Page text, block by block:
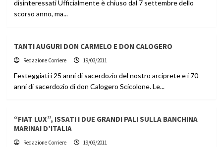
disinteressati Ufficialmente è chiuso dal 7 settembre dello
scorso anno, ma...
TANTI AUGURI DON CARMELO E DON CALOGERO
Redazione Corriere 19/03/2011
Festeggiati i 25 anni di sacerdozio del nostro arciprete e i 70
anni di sacerdozio di don Calogero Scicolone. Le...
“FIAT LUX”, ISSATI I DUE GRANDI PALI SULLA BANCHINA
MARINAI D’ITALIA
Redazione Corriere 19/03/2011